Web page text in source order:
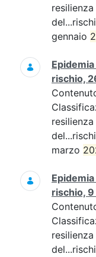
gennaio
rischio,
marzo
rischio,